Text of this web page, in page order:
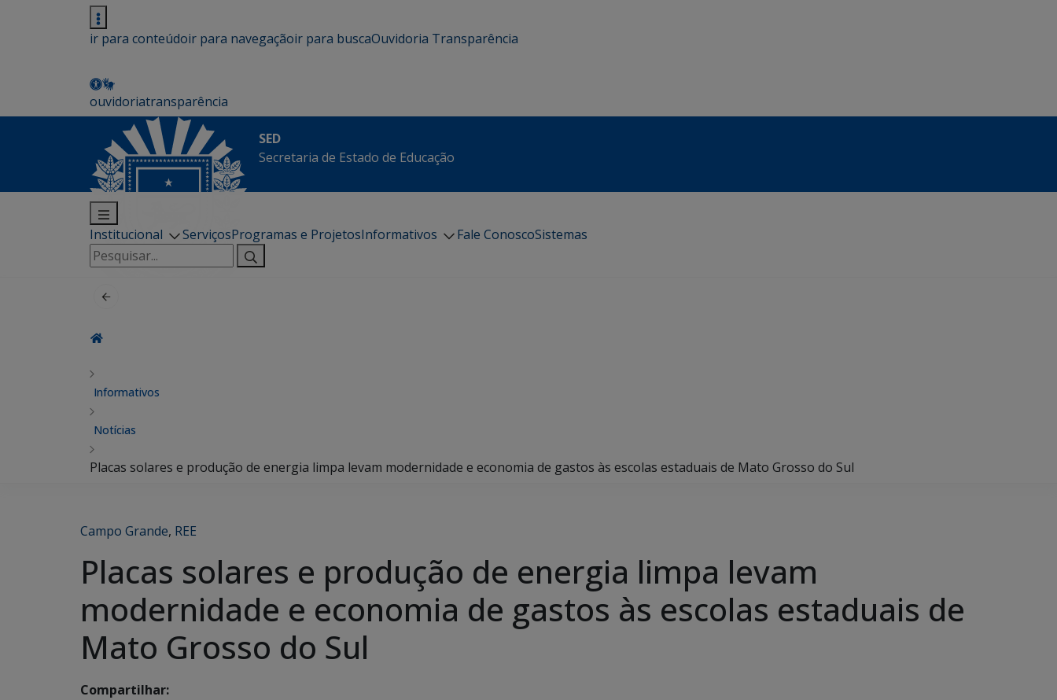
ir para conteúdoir para navegaçãoir para buscaOuvidoria Transparência
ouvidoriatransparência
SED
Secretaria de Estado de Educação
Institucional ServiçosProgramas e ProjetosInformativos Fale ConoscoSistemas
Pesquisar
por:
Informativos
Notícias
Placas solares e produção de energia limpa levam modernidade e economia de gastos às escolas estaduais de Mato Grosso do Sul
Campo Grande, REE
Placas solares e produção de energia limpa levam
modernidade e economia de gastos às escolas estaduais de
Mato Grosso do Sul
Compartilhar: